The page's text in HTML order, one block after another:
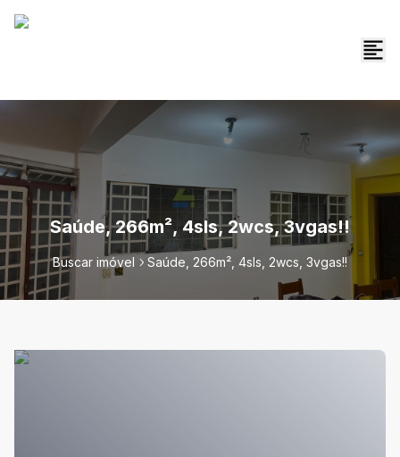
Saúde, 266m², 4sls, 2wcs, 3vgas!!
Buscar imóvel Saúde, 266m², 4sls, 2wcs, 3vgas!!